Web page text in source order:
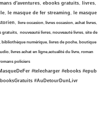
d'aventures, ebooks gratuits, livres,
, le masque de fer streaming, le masque
, livre occasion, livres occasion, achat livres,
gratuits, nouveauté livres, nouveauté livres, site de
bibliothèque numérique, livres de poche,boutique
, livres achat en ligne,actualité du livre, roman
policiers
#telecharger #ebooks #epub
#AuDetourDunLivr